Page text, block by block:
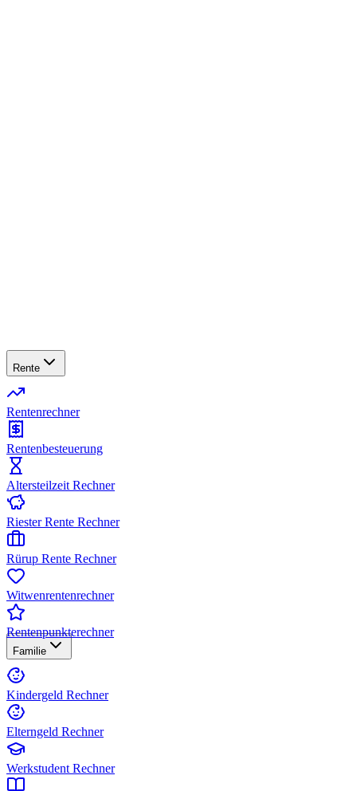
Rente
Rentenrechner
Rentenbesteuerung
Altersteilzeit Rechner
Riester Rente Rechner
Rürup Rente Rechner
Witwenrentenrechner
Rentenpunkterechner
Familie
Kindergeld Rechner
Elterngeld Rechner
Werkstudent Rechner